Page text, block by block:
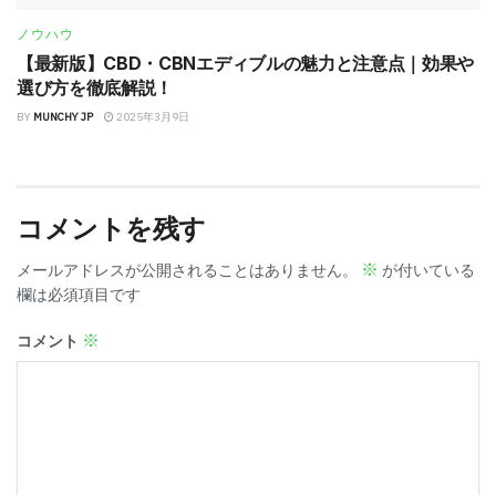
ノウハウ
【最新版】CBD・CBNエディブルの魅力と注意点｜効果や
選び方を徹底解説！
BY MUNCHY JP 2025年3月9日
コメントを残す
メールアドレスが公開されることはありません。 ※ が付いている
欄は必須項目です
コメント ※